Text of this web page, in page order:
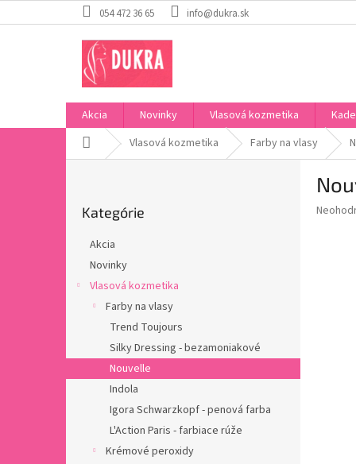
na
054 472 36 65 info@dukra.sk
Akcia Novinky Vlasová kozmetika
DomovVlasová kozmetika Farby na vlasy
kategórie
Kategórie
Akcia
Novinky
Vlasová kozmetika
Farby na vlasy
Trend Toujours
Silky Dressing - bezamoniakové
Nouvelle
Indola
Igora Schwarzkopf - penová farba
L'Action Paris - farbiace rúže
Krémové peroxidy